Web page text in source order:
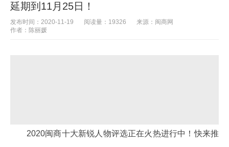
延期到11月25日！
发布时间： 2020-11-19 阅读量：19326
来源：闽商网
作者：陈丽媛
2020闽商十大新锐人物评选正在火热进行中！快来推